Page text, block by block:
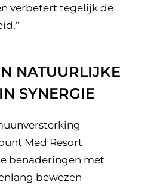
verbetert tegelijk de
NATUURLIJKE
SYNERGIE
Med Resort
benaderingen met
bewezen